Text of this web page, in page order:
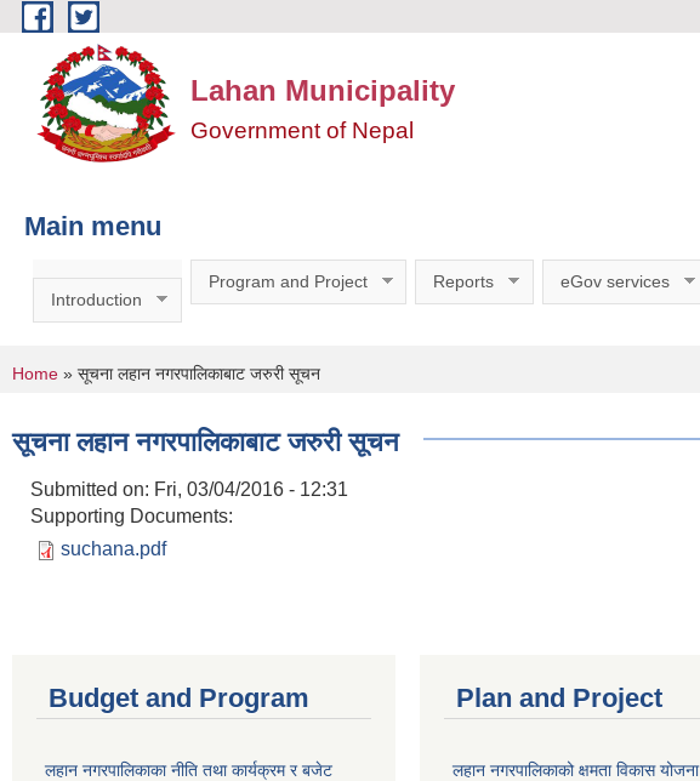
Skip to main content
Lahan Municipality
Government of Nepal
Main menu
Introduction
Program and Project Reports eGov services
You are here
Home » सूचना लहान नगरपालिकाबाट जरुरी सूचन
सूचना लहान नगरपालिकाबाट जरुरी सूचन
Submitted on: Fri, 03/04/2016 - 12:31
Supporting Documents:
suchana.pdf
Budget and Program
लहान नगरपालिकाका नीति तथा कार्यक्रम र बजेट
Plan and Project
लहान नगरपालिकाको क्षमता विकास योजना